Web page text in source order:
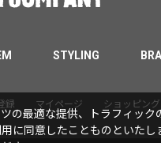
STYLING
録 マイページ ショッピン
の最適な提供、トラフィック
に同意したことものといたし